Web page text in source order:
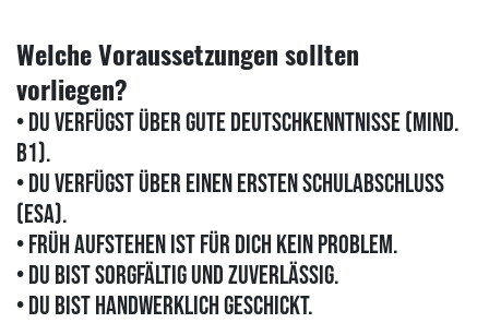
Welche Voraussetzungen sollten
vorliegen?
• Du verfügst über gute Deutschkenntnisse (mind.
B1).
• Du verfügst über einen ersten Schulabschluss
(ESA).
• Früh aufstehen ist für dich kein Problem.
• Du bist sorgfältig und zuverlässig.
• Du bist handwerklich geschickt.